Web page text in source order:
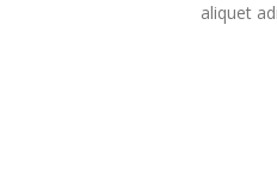
aliquet